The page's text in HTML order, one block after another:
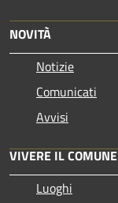
NOVITÀ
Notizie
Comunicati
Avvisi
VIVERE IL COMUNE
Luoghi